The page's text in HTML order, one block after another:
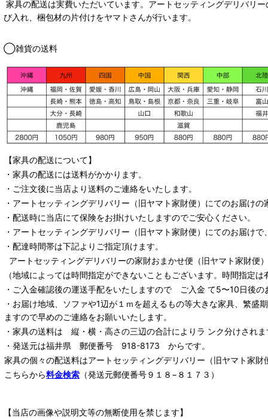
家具の配送は実費いただいています。アートセッティングデリバリ
び入れ、梱包材の片付けをヤマトさんが行います。
◯雑貨の送料
【家具の配送について】
・家具の配送には送料がかかります。
・ご注文後に当店より送料のご連絡をいたします。
・ アートセッティングデリバリー （旧ヤマト家財便） にてのお届けの
・配送時に当店にて保険をお掛けいたしますのでご安心ください。
・ アートセッティングデリバリー （旧ヤマト家財便） にてのお届けで
・配達時間帯は下記よりご指定頂けます。
アートセッティングデリバリーの家財おまかせ便 （旧ヤマト家財便
（地域によっては時間指定ができないこともございます。時間指定
・ご入金確認後の運送手配をいたしますので ご入金 て5〜10日後の
・お届け地域、ソファや1辺が１ｍを超えるもの等大きな家具、繁
ますので早めのご連絡をお願いいたします。
・家具の送料は 縦・横・高さの三辺の合計によりラ ンク分けされま
・発送元は福井県 郵便番号 918-8173 からです。
家具の個々の配送料はアートセッティングデリバリー （旧ヤマト家財
こちらから料金検索 （発送元郵便番号９１８−８１７３）
【当店の画像や説明文等の無断使用を禁じます】